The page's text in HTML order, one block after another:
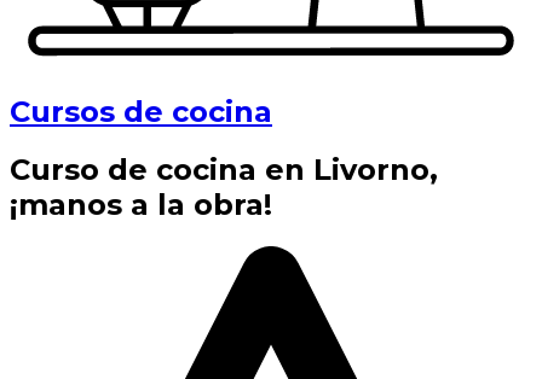
Cursos de cocina
Curso de cocina en Livorno,
¡manos a la obra!